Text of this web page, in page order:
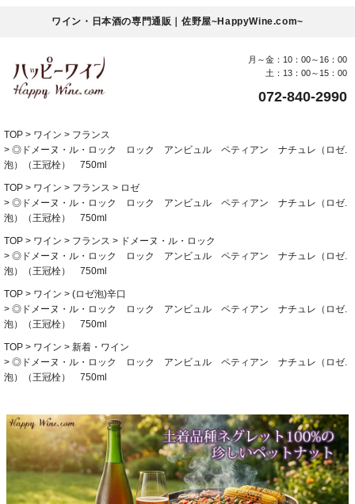
ワイン・日本酒の専門通販｜佐野屋~HappyWine.com~
月～金：10：00～16：00
土：13：00～15：00
072-840-2990
TOP ワイン
フランス
◎ドメーヌ・ル・ロック ロック アンビュル ペティアン ナチュレ（ロゼ.
泡）（王冠栓） 750ml
TOP ワイン フランス
ロゼ
◎ドメーヌ・ル・ロック ロック アンビュル ペティアン ナチュレ（ロゼ.
泡）（王冠栓） 750ml
TOP ワイン フランス
ドメーヌ・ル・ロック
◎ドメーヌ・ル・ロック ロック アンビュル ペティアン ナチュレ（ロゼ.
泡）（王冠栓） 750ml
TOP ワイン
(ロゼ泡)辛口
◎ドメーヌ・ル・ロック ロック アンビュル ペティアン ナチュレ（ロゼ.
泡）（王冠栓） 750ml
TOP ワイン
新着・ワイン
◎ドメーヌ・ル・ロック ロック アンビュル ペティアン ナチュレ（ロゼ.
泡）（王冠栓） 750ml